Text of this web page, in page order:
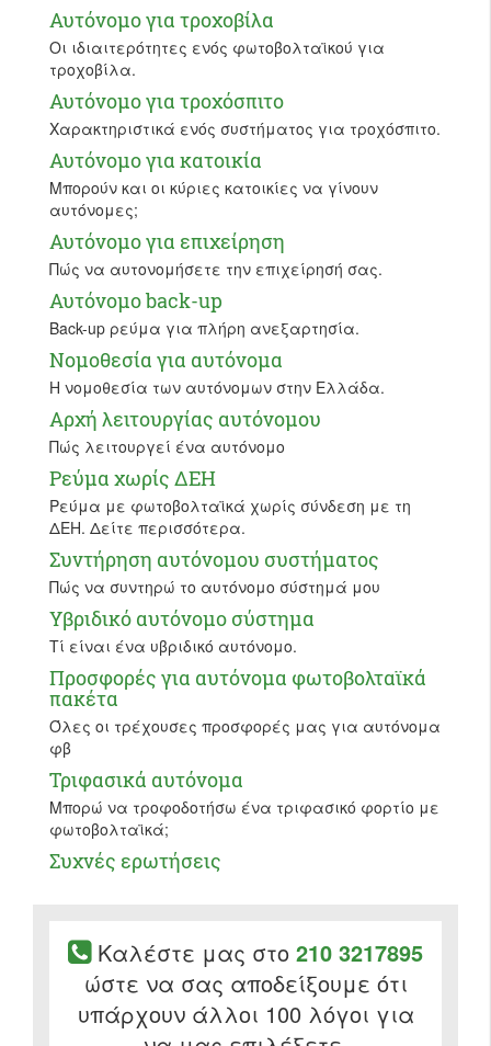
Αυτόνομο για τροχοβίλα
Οι ιδιαιτερότητες ενός φωτοβολταϊκού για
τροχοβίλα.
Αυτόνομο για τροχόσπιτο
Χαρακτηριστικά ενός συστήματος για τροχόσπιτο.
Αυτόνομο για κατοικία
Μπορούν και οι κύριες κατοικίες να γίνουν
αυτόνομες;
Αυτόνομο για επιχείρηση
Πώς να αυτονομήσετε την επιχείρησή σας.
Αυτόνομο back-up
Back-up ρεύμα για πλήρη ανεξαρτησία.
Νομοθεσία για αυτόνομα
Η νομοθεσία των αυτόνομων στην Ελλάδα.
Αρχή λειτουργίας αυτόνομου
Πώς λειτουργεί ένα αυτόνομο
Ρεύμα χωρίς ΔΕΗ
Ρεύμα με φωτοβολταϊκά χωρίς σύνδεση με τη
ΔΕΗ. Δείτε περισσότερα.
Συντήρηση αυτόνομου συστήματος
Πώς να συντηρώ το αυτόνομο σύστημά μου
Υβριδικό αυτόνομο σύστημα
Τί είναι ένα υβριδικό αυτόνομο.
Προσφορές για αυτόνομα φωτοβολταϊκά
πακέτα
Όλες οι τρέχουσες προσφορές μας για αυτόνομα
φβ
Τριφασικά αυτόνομα
Μπορώ να τροφοδοτήσω ένα τριφασικό φορτίο με
φωτοβολταϊκά;
Συχνές ερωτήσεις
Καλέστε μας στο 210 3217895
ώστε να σας αποδείξουμε ότι
υπάρχουν άλλοι 100 λόγοι για